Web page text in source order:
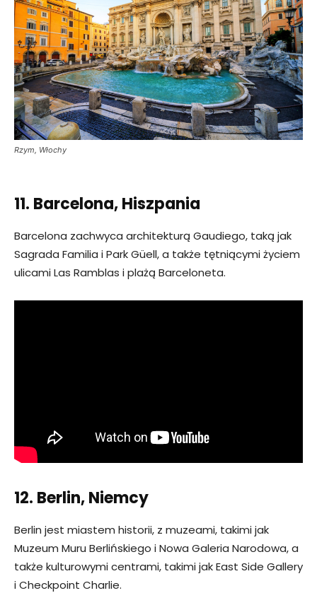
Rzym, Włochy
11. Barcelona, Hiszpania
Barcelona zachwyca architekturą Gaudiego, taką jak
Sagrada Familia i Park Güell, a także tętniącymi życiem
ulicami Las Ramblas i plażą Barceloneta.
12. Berlin, Niemcy
Berlin jest miastem historii, z muzeami, takimi jak
Muzeum Muru Berlińskiego i Nowa Galeria Narodowa, a
także kulturowymi centrami, takimi jak East Side Gallery
i Checkpoint Charlie.